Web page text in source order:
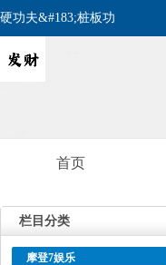
硬功夫&#183;桩板功
首页
栏目分类
摩登7娱乐